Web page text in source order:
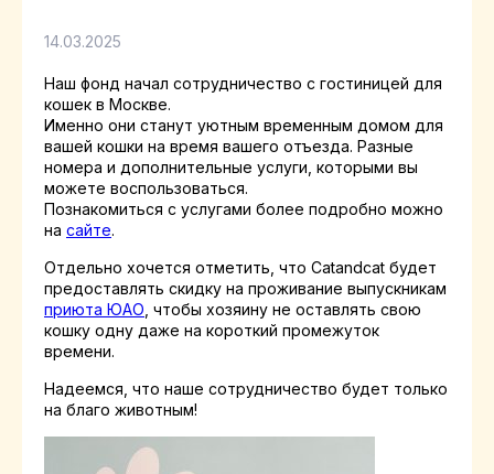
Наш фонд начал сотрудничество с гостиницей для
кошек в Москве.
Именно они станут уютным временным домом для
вашей кошки на время вашего отъезда. Разные
номера и дополнительные услуги, которыми вы
можете воспользоваться.
Познакомиться с услугами более подробно можно
на сайте.
Отдельно хочется отметить, что Catandcat будет
предоставлять скидку на проживание выпускникам
приюта ЮАО , чтобы хозяину не оставлять свою
кошку одну даже на короткий промежуток
времени.
Надеемся, что наше сотрудничество будет только
на благо животным!